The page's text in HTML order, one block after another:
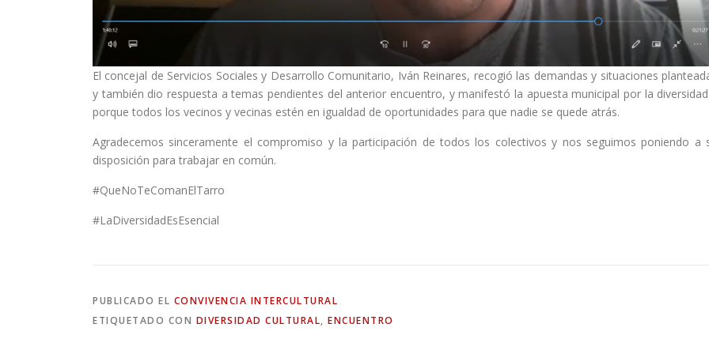
El concejal de Servicios Sociales y Desarrollo Comunitario, Iván Reinares, recogió las demandas y situaciones
y también dio respuesta a temas pendientes del anterior encuentro, y manifestó la apuesta municipal por la
porque todos los vecinos y vecinas estén en igualdad de oportunidades para que nadie se quede atrás.
Agradecemos sinceramente el compromiso y la participación de todos los colectivos y nos seguimos poniendo a
disposición para trabajar en común.
#QueNoTeComanElTarro
#LaDiversidadEsEsencial
PUBLICADO EL CONVIVENCIA INTERCULTURAL
ETIQUETADO CON DIVERSIDAD CULTURAL, ENCUENTRO